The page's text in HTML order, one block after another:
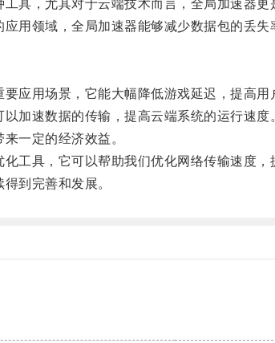
，尤其对于云端技术而言，全局加速器更
领域，全局加速器能够减少数据包的丢失
用场景，它能大幅降低游戏延迟，提高用
速数据的传输，提高云端系统的运行速度
一定的经济效益。
具，它可以帮助我们优化网络传输速度，
到完善和发展。